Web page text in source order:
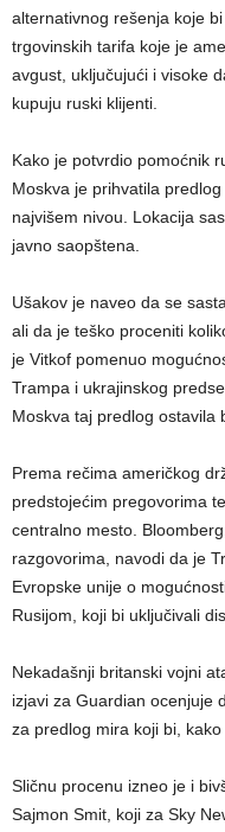
alternativnog rešenja koje
trgovinskih tarifa koje je
avgust, uključujući i visoke
kupuju ruski klijenti.
Kako je potvrdio pomoćnik
Moskva je prihvatila
najvišem nivou. Lokacija
javno saopštena.
Ušakov je naveo da se
ali da je teško proceniti
je Vitkof pomenuo
Trampa i ukrajinskog
Moskva taj predlog ostavila
Prema rečima američkog
predstojećim pregovorima
centralno mesto.
razgovorima, navodi da je
Evropske unije o
Rusijom, koji bi uključivali
Nekadašnji britanski vojni
izjavi za Guardian ocenjuje
za predlog mira koji bi,
Sličnu procenu izneo je i
Sajmon Smit, koji za Sky